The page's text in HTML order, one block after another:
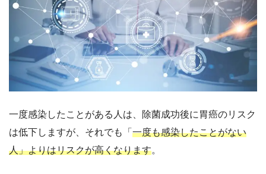
一度感染したことがある人は、除菌成功後に胃癌のリスク
は低下しますが、それでも「 一度も感染したことがない
人」よりはリスクが高くなります。